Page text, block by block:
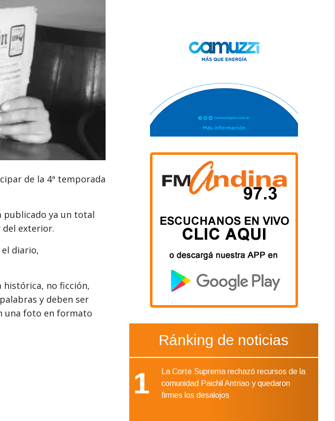
de la 4ª temporada
publicado ya un total
del exterior.
el diario,
histórica, no ficción,
y deben ser
una foto en formato
Ránking de noticias
1
La Corte Suprema rechazó recursos de la
comunidad Paichil Antriao y quedaron
firmes los desalojos